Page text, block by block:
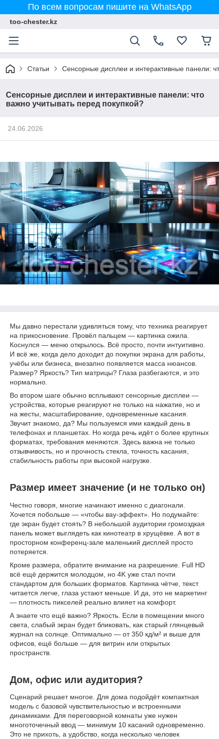
По всем вопросам пишите на WhatsApp
too-chester.kz
Статьи Сенсорные дисплеи и интерактивные панели:
Сенсорные дисплеи и интерактивные панели: что
важно учитывать перед покупкой?
24.06.2026
Мы давно перестали удивляться тому, что техника реагирует
на прикосновение. Провёл пальцем — картинка ожила.
Коснулся — меню открылось. Всё просто, почти интуитивно.
И всё же, когда дело доходит до покупки экрана для работы,
учёбы или бизнеса, внезапно появляется масса нюансов.
Размер? Яркость? Тип матрицы? Глаза разбегаются, и это
нормально.
Во втором шаге обычно всплывают сенсорные дисплеи —
устройства, которые реагируют не только на нажатие, но и
на жесты, масштабирование, одновременные касания.
Звучит знакомо, да? Мы пользуемся ими каждый день в
телефонах и планшетах. Но когда речь идёт о более крупных
форматах, требования меняются. Здесь важна не только
отзывчивость, но и прочность стекла, точность касания,
стабильность работы при высокой нагрузке.
Размер имеет значение (и не только он)
Честно говоря, многие начинают именно с диагонали.
Хочется побольше — «чтобы вау-эффект». Но подумайте:
где экран будет стоять? В небольшой аудитории громоздкая
панель может выглядеть как кинотеатр в хрущёвке. А вот в
просторном конференц-зале маленький дисплей просто
потеряется.
Кроме размера, обратите внимание на разрешение. Full HD
всё ещё держится молодцом, но 4K уже стал почти
стандартом для больших форматов. Картинка чётче, текст
читается легче, глаза устают меньше. И да, это не маркетинг
— плотность пикселей реально влияет на комфорт.
А знаете что ещё важно? Яркость. Если в помещении много
света, слабый экран будет бликовать, как старый глянцевый
журнал на солнце. Оптимально — от 350 кд/м² и выше для
офисов, ещё больше — для витрин или открытых
пространств.
Дом, офис или аудитория?
Сценарий решает многое. Для дома подойдёт компактная
модель с базовой чувствительностью и встроенными
динамиками. Для переговорной комнаты уже нужен
многоточечный ввод — минимум 10 касаний одновременно.
Это не прихоть, а удобство, когда несколько человек